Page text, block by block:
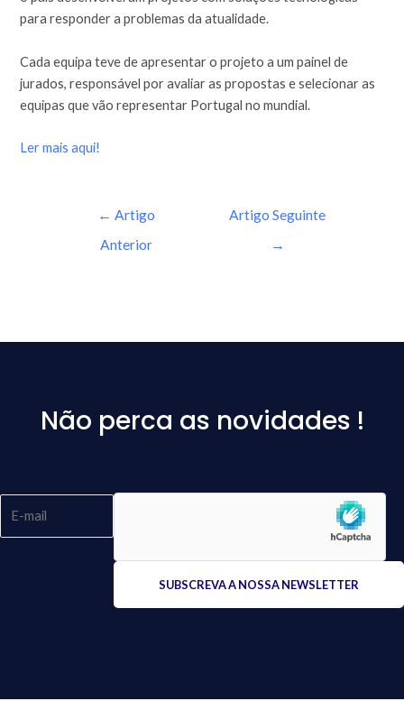
para responder a problemas da atualidade.
Cada equipa teve de apresentar o projeto a um painel de
jurados, responsável por avaliar as propostas e selecionar as
equipas que vão representar Portugal no mundial.
Ler mais aqui!
← Artigo
Anterior
Artigo Seguinte
→
Não perca as novidades !